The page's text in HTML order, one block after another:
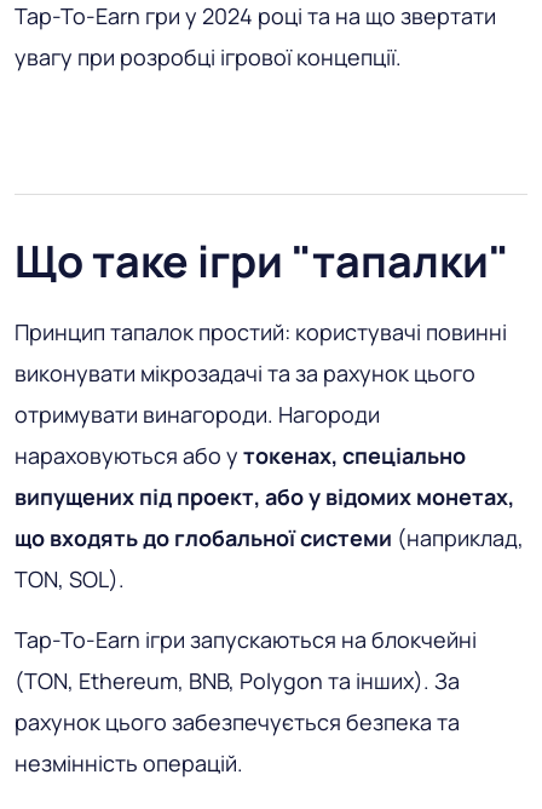
Tap-To-Earn гри у 2024 році та на що звертати
увагу при розробці ігрової концепції.
Що таке ігри "тапалки"
Принцип тапалок простий: користувачі повинні
виконувати мікрозадачі та за рахунок цього
отримувати винагороди. Нагороди
нараховуються або у токенах, спеціально
випущених під проект, або у відомих монетах,
що входять до глобальної системи (наприклад,
TON, SOL).
Tap-To-Earn ігри запускаються на блокчейні
(TON, Ethereum, BNB, Polygon та інших). За
рахунок цього забезпечується безпека та
незмінність операцій.